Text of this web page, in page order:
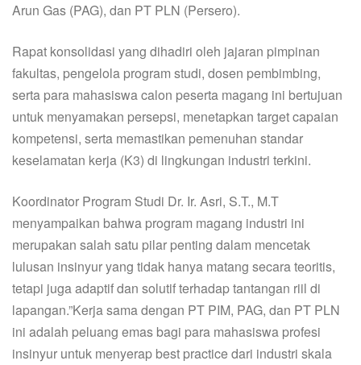
Arun Gas (PAG), dan PT PLN (Persero).
Rapat konsolidasi yang dihadiri oleh jajaran pimpinan
fakultas, pengelola program studi, dosen pembimbing,
serta para mahasiswa calon peserta magang ini bertujuan
untuk menyamakan persepsi, menetapkan target capaian
kompetensi, serta memastikan pemenuhan standar
keselamatan kerja (K3) di lingkungan industri terkini.
Koordinator Program Studi Dr. Ir. Asri, S.T., M.T
menyampaikan bahwa program magang industri ini
merupakan salah satu pilar penting dalam mencetak
lulusan insinyur yang tidak hanya matang secara teoritis,
tetapi juga adaptif dan solutif terhadap tantangan riil di
lapangan.”Kerja sama dengan PT PIM, PAG, dan PT PLN
ini adalah peluang emas bagi para mahasiswa profesi
insinyur untuk menyerap best practice dari industri skala